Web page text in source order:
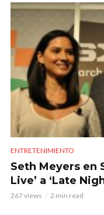
ENTRETENIMIENTO
Seth Meyers en
Live’ a ‘Late
267 views 2 min read